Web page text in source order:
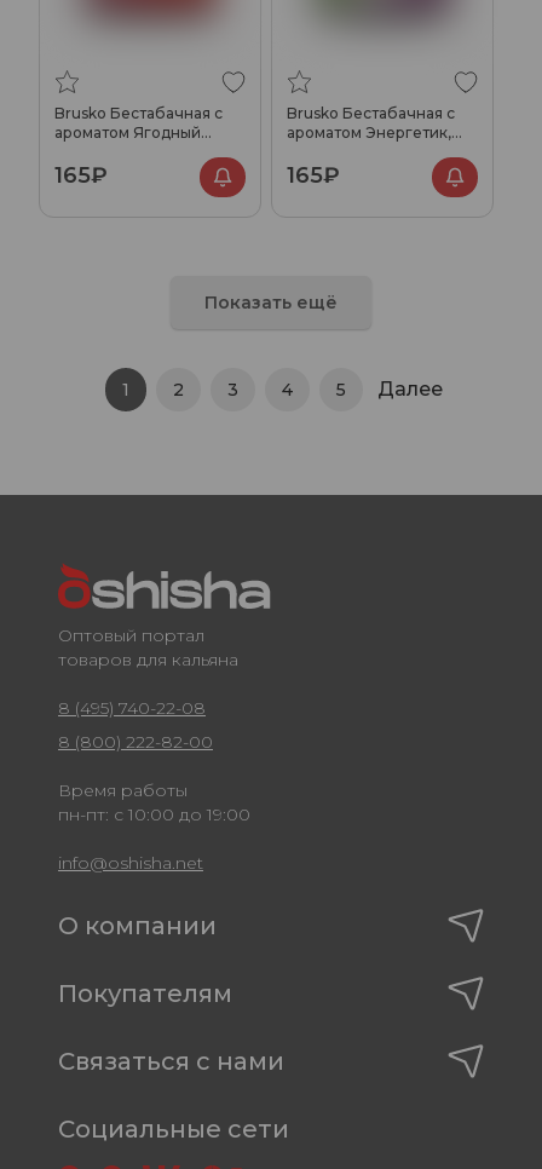
Brusko Бестабачная с
ароматом Ягодный
165₽
Brusko Бестабачная с
ароматом Энергетик,
165₽
Показать ещё
1 2 3 4 5 Далее
Оптовый портал
товаров для кальяна
8 (495) 740-22-08
8 (800) 222-82-00
Время работы
пн-пт: с 10:00 до 19:00
info@oshisha.net
О компании
Покупателям
Связаться с нами
Социальные сети